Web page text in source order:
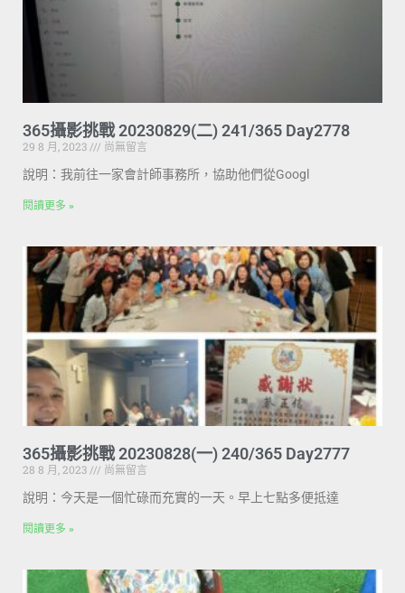
365攝影挑戰 20230829(二) 241/365 Day2778
29 8 月, 2023
尚無留言
說明：我前往一家會計師事務所，協助他們從Googl
閱讀更多 »
365攝影挑戰 20230828(一) 240/365 Day2777
28 8 月, 2023
尚無留言
說明：今天是一個忙碌而充實的一天。早上七點多便抵達
閱讀更多 »